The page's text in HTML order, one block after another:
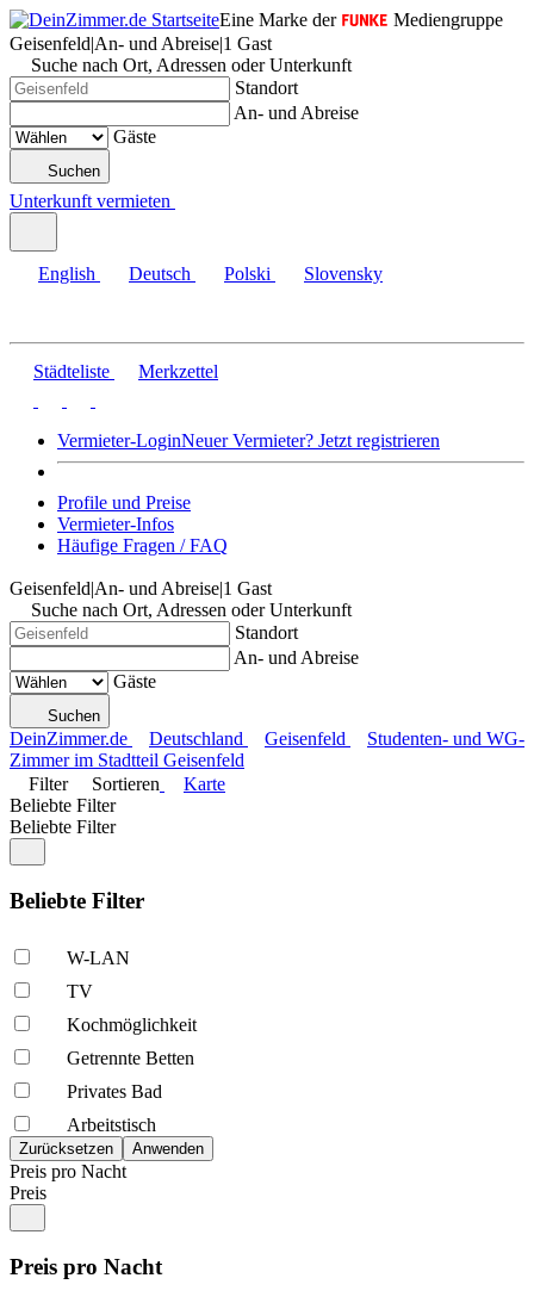
Eine Marke der
Mediengruppe
Geisenfeld|An- und Abreise|1 Gast
Suche nach Ort, Adressen oder Unterkunft
Standort
An- und Abreise
Gäste
Suchen
Unterkunft vermieten
English Deutsch Polski Slovensky
Städteliste Merkzettel
Vermieter-LoginNeuer Vermieter? Jetzt registrieren
Profile und Preise
Vermieter-Infos
Häufige Fragen / FAQ
Geisenfeld|An- und Abreise|1 Gast
Suche nach Ort, Adressen oder Unterkunft
Standort
An- und Abreise
Gäste
Suchen
DeinZimmer.de Deutschland Geisenfeld
Studenten- und WG-
Zimmer im Stadtteil Geisenfeld
Filter
Sortieren
Karte
Beliebte Filter
Beliebte Filter
Beliebte Filter
W-LAN
TV
Kochmöglich­keit
Getrennte Betten
Privates Bad
Arbeitstisch
Preis pro Nacht
Preis
Preis pro Nacht